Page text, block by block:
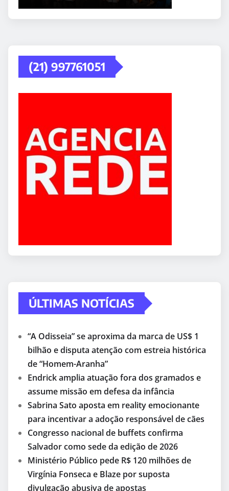
(21) 997761051
ÚLTIMAS NOTÍCIAS
“A Odisseia” se aproxima da marca de US$ 1
bilhão e disputa atenção com estreia histórica
de “Homem-Aranha”
Endrick amplia atuação fora dos gramados e
assume missão em defesa da infância
Sabrina Sato aposta em reality emocionante
para incentivar a adoção responsável de cães
Congresso nacional de buffets confirma
Salvador como sede da edição de 2026
Ministério Público pede R$ 120 milhões de
Virgínia Fonseca e Blaze por suposta
divulgação abusiva de apostas